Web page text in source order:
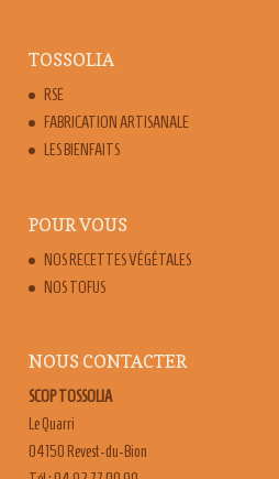
TOSSOLIA
RSE
FABRICATION ARTISANALE
LES BIENFAITS
POUR VOUS
NOS RECETTES VÉGÉTALES
NOS TOFUS
NOUS CONTACTER
SCOP TOSSOLIA
Le Quarri
04150 Revest-du-Bion